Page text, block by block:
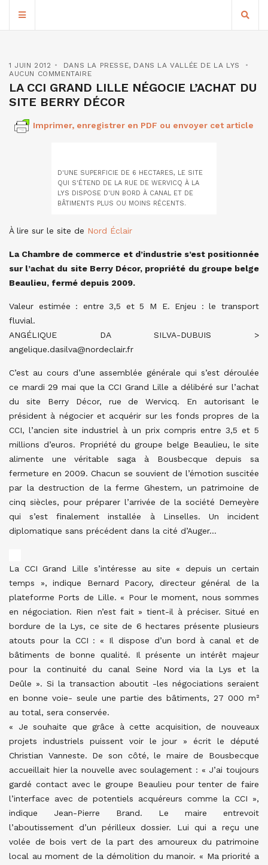
1 JUIN 2012 DANS LA PRESSE, DANS LA VALLÉE DE LA LYS
AUCUN COMMENTAIRE
LA CCI GRAND LILLE NÉGOCIE L’ACHAT DU
SITE BERRY DÉCOR
Imprimer, enregistrer en PDF ou envoyer cet article
D'UNE SUPERFICIE DE 6 HECTARES, LE SITE
QUI S'ÉTEND DE LA RUE DE WERVICQ À LA
LYS DISPOSE D'UN BORD À CANAL ET DE
BÂTIMENTS PLUS OU MOINS RÉCENTS.
À lire sur le site de Nord Éclair
La Chambre de commerce et d’industrie s’est positionnée
sur l’achat du site Berry Décor, propriété du groupe belge
Beaulieu, fermé depuis 2009.
Valeur estimée : entre 3,5 et 5 M E. Enjeu : le transport
fluvial.
ANGÉLIQUE DA SILVA-DUBUIS >
angelique.dasilva@nordeclair.fr
C’est au cours d’une assemblée générale qui s’est déroulée
ce mardi 29 mai que la CCI Grand Lille a délibéré sur l’achat
du site Berry Décor, rue de Wervicq. En autorisant le
président à négocier et acquérir sur les fonds propres de la
CCI, l’ancien site industriel à un prix compris entre 3,5 et 5
millions d’euros. Propriété du groupe belge Beaulieu, le site
alimente une véritable saga à Bousbecque depuis sa
fermeture en 2009. Chacun se souvient de l’émotion suscitée
par la destruction de la ferme Ghestem, un patrimoine de
cinq siècles, pour préparer l’arrivée de la société Demeyère
qui s’est finalement installée à Linselles. Un incident
diplomatique sans précédent dans la cité d’Auger…
La CCI Grand Lille s’intéresse au site « depuis un certain
temps », indique Bernard Pacory, directeur général de la
plateforme Ports de Lille. « Pour le moment, nous sommes
en négociation. Rien n’est fait » tient-il à préciser. Situé en
bordure de la Lys, ce site de 6 hectares présente plusieurs
atouts pour la CCI : « Il dispose d’un bord à canal et de
bâtiments de bonne qualité. Il présente un intérêt majeur
pour la continuité du canal Seine Nord via la Lys et la
Deûle ». Si la transaction aboutit -les négociations seraient
en bonne voie- seule une partie des bâtiments, 27 000 m²
au total, sera conservée.
« Je souhaite que grâce à cette acquisition, de nouveaux
projets industriels puissent voir le jour » écrit le député
Christian Vanneste. De son côté, le maire de Bousbecque
accueillait hier la nouvelle avec soulagement : « J’ai toujours
gardé contact avec le groupe Beaulieu pour tenter de faire
l’interface avec de potentiels acquéreurs comme la CCI »,
indique Jean-Pierre Brand. Le maire entrevoit
l’aboutissement d’un périlleux dossier. Lui qui a reçu une
volée de bois vert de la part des amoureux du patrimoine
local au moment de la démolition du manoir. « Ma priorité a